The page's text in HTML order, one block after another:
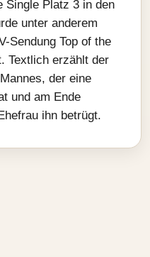
Single Platz 3 in den
unter anderem
Sendung Top of the
Textlich erzählt der
der eine
und am Ende
ihn betrügt.